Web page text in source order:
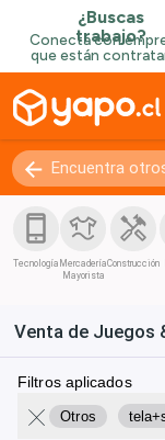
Tecnología Mercadería
Mayorista
Construcción
Venta de Juegos
Filtros aplicados
Otros